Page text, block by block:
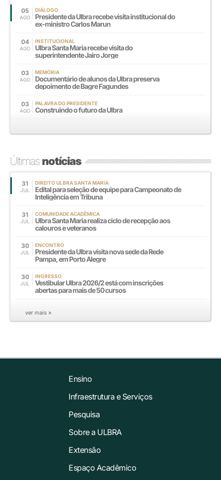
05
AGO
DIÁLOGO
Presidente da Ulbra recebe visita institucional do
ex-ministro Carlos Marun
04
AGO
INSTITUCIONAL
Ulbra Santa Maria recebe visita do
superintendente Jairo Jorge
03
AGO
MEMÓRIA
Documentário de alunos da Ulbra preserva
depoimento de Bagre Fagundes
03
AGO
PALAVRA DO PRESIDENTE
Construindo o futuro da Ulbra
Últimasnotícias
31
JUL
DIREITO ULBRA SANTA MARIA
Edital para seleção de equipe para Campeonato de
Inteligência em Tribuna
31
JUL
COMUNIDADE ACADÊMICA
Ulbra Santa Maria realiza ciclo de recepção aos
calouros e veteranos
30
JUL
ENCONTRO
Presidente da Ulbra visita nova sede da Rede
Pampa, em Porto Alegre
30
JUL
INGRESSO
Vestibular Ulbra 2026/2 está com inscrições
abertas para mais de 50 cursos
ver mais »
Ensino
Infraestrutura e Serviços
Pesquisa
Sobre a ULBRA
Extensão
Espaço Acadêmico